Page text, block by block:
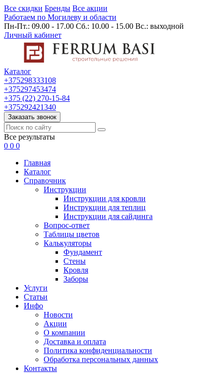
Все скидки Бренды Все акции
Работаем по Могилеву и области
Пн-Пт.: 09.00 - 17.00 Сб.: 10.00 - 15.00 Вс.: выходной
Личный кабинет
Каталог
+375298333108
+375297453474
+375 (22) 270-15-84
+375292421340
Заказать звонок
Все результаты
0 0 0
Главная
Каталог
Cправочник
Инструкции
Инструкции для кровли
Инструкции для теплиц
Инструкции для сайдинга
Вопрос-ответ
Таблицы цветов
Калькуляторы
Фундамент
Стены
Кровля
Заборы
Услуги
Статьи
Инфо
Новости
Акции
О компании
Доставка и оплата
Политика конфиденциальности
Обработка персональных данных
Контакты